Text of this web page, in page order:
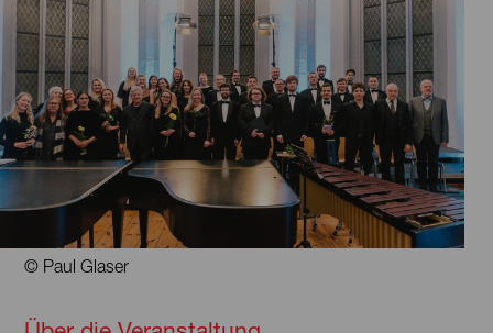
© Paul Glaser